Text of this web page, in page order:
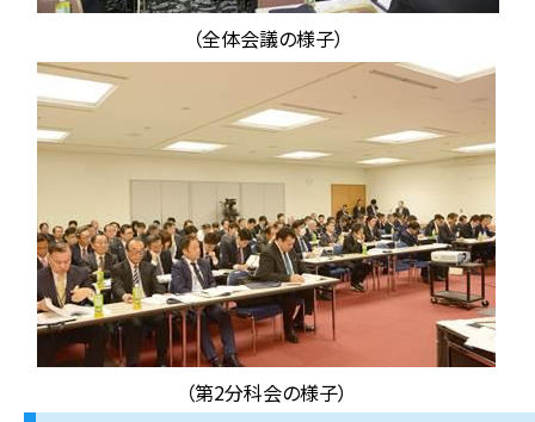
（全体会議の様子）
（第2分科会の様子）